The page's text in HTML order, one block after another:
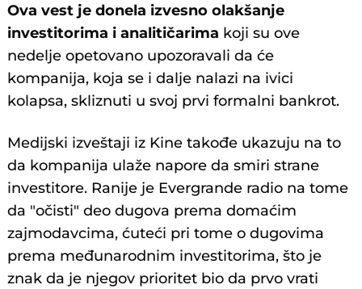
Ova vest je donela izvesno olakšanje
investitorima i analitičarima koji su ove
nedelje opetovano upozoravali da će
kompanija, koja se i dalje nalazi na ivici
kolapsa, skliznuti u svoj prvi formalni bankrot.
Medijski izveštaji iz Kine takođe ukazuju na to
da kompanija ulaže napore da smiri strane
investitore. Ranije je Evergrande radio na tome
da "očisti" deo dugova prema domaćim
zajmodavcima, ćuteći pri tome o dugovima
prema međunarodnim investitorima, što je
znak da je njegov prioritet bio da prvo vrati